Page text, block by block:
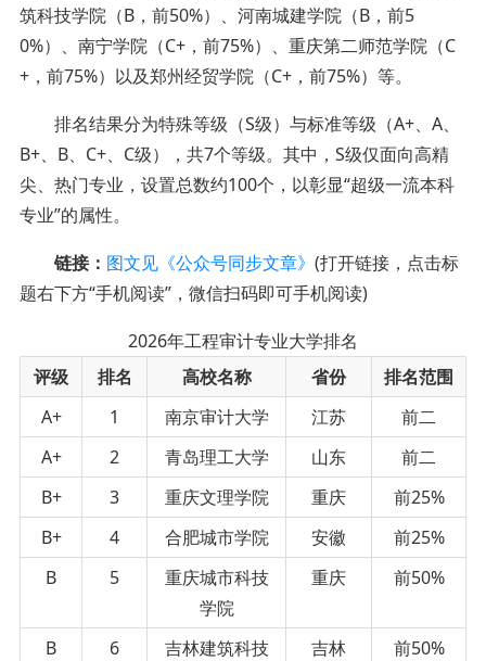
筑科技学院（B，前50%）、河南城建学院（B，前5
0%）、南宁学院（C+，前75%）、重庆第二师范学院（C
+，前75%）以及郑州经贸学院（C+，前75%）等。
排名结果分为特殊等级（S级）与标准等级（A+、A、
B+、B、C+、C级），共7个等级。其中，S级仅面向高精
尖、热门专业，设置总数约100个，以彰显“超级一流本科
专业”的属性。
链接： 图文见《公众号同步文章》 (打开链接，点击标
题右下方“手机阅读”，微信扫码即可手机阅读)
2026年工程审计专业大学排名
评级
排名 高校名称 省份
排名范围
A+
1 南京审计大学 江苏
前二
A+
2 青岛理工大学 山东
前二
B+
3 重庆文理学院 重庆
前25%
B+
4 合肥城市学院 安徽
前25%
B
5
重庆城市科技
学院
重庆 前50%
B 6
吉林建筑科技
吉林 前50%